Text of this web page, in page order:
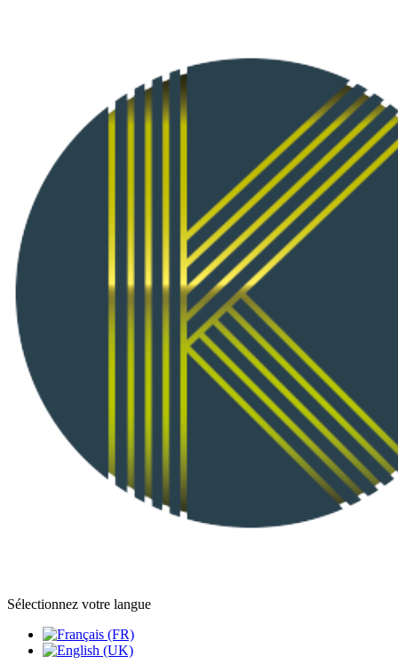
Sélectionnez votre langue